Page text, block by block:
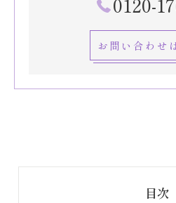
0120-
お問い合わせ
目次